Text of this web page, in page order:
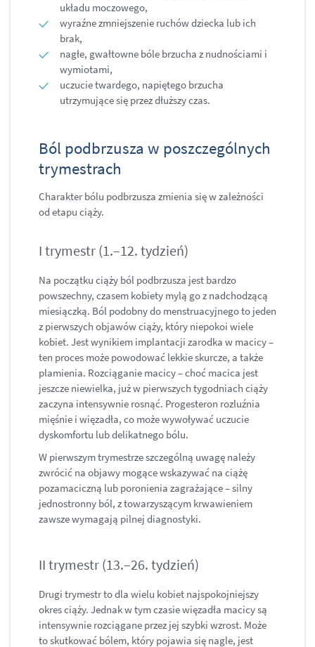
układu moczowego,
wyraźne zmniejszenie ruchów dziecka lub ich
brak,
nagłe, gwałtowne bóle brzucha z nudnościami i
wymiotami,
uczucie twardego, napiętego brzucha
utrzymujące się przez dłuższy czas.
Ból podbrzusza w poszczególnych
trymestrach
Charakter bólu podbrzusza zmienia się w zależności
od etapu ciąży.
I trymestr (1.–12. tydzień)
Na początku ciąży ból podbrzusza jest bardzo
powszechny, czasem kobiety mylą go z nadchodzącą
miesiączką. Ból podobny do menstruacyjnego to jeden
z pierwszych objawów ciąży, który niepokoi wiele
kobiet. Jest wynikiem implantacji zarodka w macicy –
ten proces może powodować lekkie skurcze, a także
plamienia. Rozciąganie macicy – choć macica jest
jeszcze niewielka, już w pierwszych tygodniach ciąży
zaczyna intensywnie rosnąć. Progesteron rozluźnia
mięśnie i więzadła, co może wywoływać uczucie
dyskomfortu lub delikatnego bólu.
W pierwszym trymestrze szczególną uwagę należy
zwrócić na objawy mogące wskazywać na ciążę
pozamaciczną lub poronienia zagrażające – silny
jednostronny ból, z towarzyszącym krwawieniem
zawsze wymagają pilnej diagnostyki.
II trymestr (13.–26. tydzień)
Drugi trymestr to dla wielu kobiet najspokojniejszy
okres ciąży. Jednak w tym czasie więzadła macicy są
intensywnie rozciągane przez jej szybki wzrost. Może
to skutkować bólem, który pojawia się nagle, jest